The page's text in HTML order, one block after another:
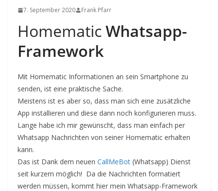
7. September 2020 Frank Pfarr
Homematic Whatsapp-
Framework
Mit Homematic Informationen an sein Smartphone zu
senden, ist eine praktische Sache.
Meistens ist es aber so, dass man sich eine zusätzliche
App installieren und diese dann noch konfigurieren muss.
Lange habe ich mir gewünscht, dass man einfach per
Whatsapp Nachrichten von seiner Homematic erhalten
kann.
Das ist Dank dem neuen CallMeBot (Whatsapp) Dienst
seit kurzem möglich! Da die Nachrichten formatiert
werden müssen, kommt hier mein Whatsapp-Framework